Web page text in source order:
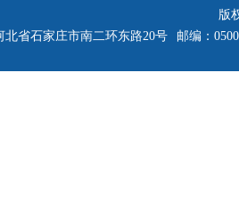
版
北省石家庄市南二环东路20号
邮编：